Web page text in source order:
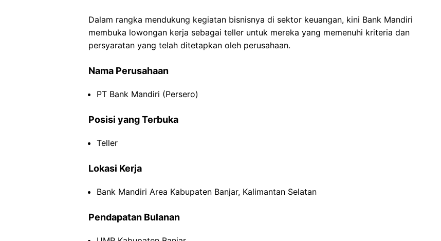
Dalam rangka mendukung kegiatan bisnisnya di sektor keuangan, kini Bank Mandiri
membuka lowongan kerja sebagai teller untuk mereka yang memenuhi kriteria dan
persyaratan yang telah ditetapkan oleh perusahaan.
Nama Perusahaan
PT Bank Mandiri (Persero)
Posisi yang Terbuka
Teller
Lokasi Kerja
Bank Mandiri Area Kabupaten Banjar, Kalimantan Selatan
Pendapatan Bulanan